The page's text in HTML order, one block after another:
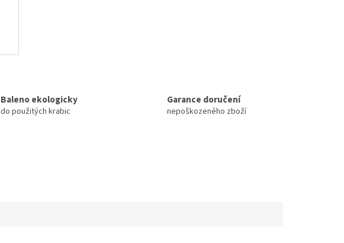
Baleno ekologicky
do použitých krabic
Garance doručení
nepoškozeného zboží